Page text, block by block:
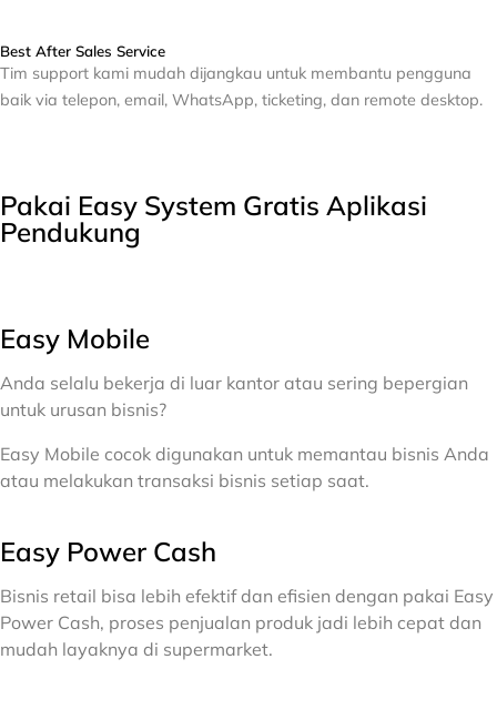
Best After Sales Service
Tim support kami mudah dijangkau untuk membantu pengguna
baik via telepon, email, WhatsApp, ticketing, dan remote desktop.
Pakai Easy System Gratis Aplikasi
Pendukung
Easy Mobile
Anda selalu bekerja di luar kantor atau sering bepergian
untuk urusan bisnis?
Easy Mobile cocok digunakan untuk memantau bisnis Anda
atau melakukan transaksi bisnis setiap saat.
Easy Power Cash
Bisnis retail bisa lebih efektif dan efisien dengan pakai Easy
Power Cash, proses penjualan produk jadi lebih cepat dan
mudah layaknya di supermarket.